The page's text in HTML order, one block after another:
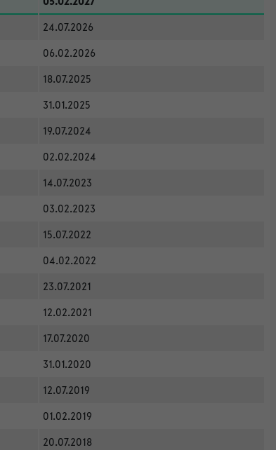
24.07.2026
06.02.2026
18.07.2025
31.01.2025
19.07.2024
02.02.2024
14.07.2023
03.02.2023
15.07.2022
04.02.2022
23.07.2021
12.02.2021
17.07.2020
31.01.2020
12.07.2019
01.02.2019
20.07.2018